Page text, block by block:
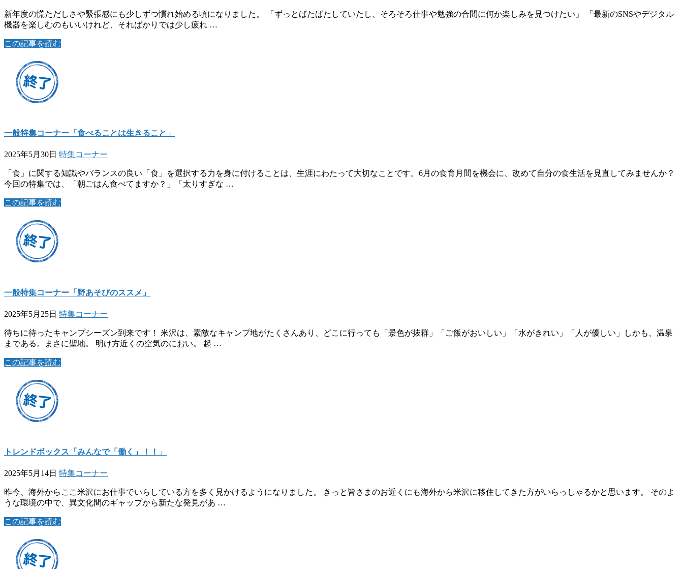
新年度の慌ただしさや緊張感にも少しずつ慣れ始める頃になりました。 「ずっとばたばたしていたし、そろそろ仕事や勉強の合間に何か楽しみを見つけたい」 「最新のSNSやデジタル
機器を楽しむのもいいけれど、そればかりでは少し疲れ …
この記事を読む
一般特集コーナー「食べることは生きること」
2025年5月30日 特集コーナー
「食」に関する知識やバランスの良い「食」を選択する力を身に付けることは、生涯にわたって大切なことです。6月の食育月間を機会に、改めて自分の食生活を見直してみませんか？
今回の特集では、「朝ごはん食べてますか？」「太りすぎな …
この記事を読む
一般特集コーナー「野あそびのススメ」
2025年5月25日 特集コーナー
待ちに待ったキャンプシーズン到来です！ 米沢は、素敵なキャンプ地がたくさんあり、どこに行っても「景色が抜群」「ご飯がおいしい」「水がきれい」「人が優しい」しかも、温泉
まである。まさに聖地。 明け方近くの空気のにおい。 起 …
この記事を読む
トレンドボックス「みんなで「働く」！！」
2025年5月14日 特集コーナー
昨今、海外からここ米沢にお仕事でいらしている方を多く見かけるようになりました。 きっと皆さまのお近くにも海外から米沢に移住してきた方がいらっしゃるかと思います。 そのよ
うな環境の中で、異文化間のギャップから新たな発見があ …
この記事を読む